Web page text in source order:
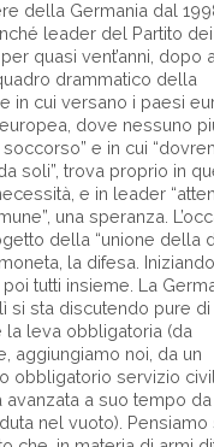
della Germania dal
leader del Partito
quasi vent’anni, dopo
drammatico della
in cui versano i paesi
europea, dove nessuno
e in cui
soli”, trova proprio in
e in leader
una speranza.
della “unione della
la difesa.
tutti insieme. La
si sta discutendo pure di
la leva obbligatoria (da
aggiungiamo noi, da un
obbligatorio servizio
avanzata a suo tempo
nel vuoto). Pensiamo